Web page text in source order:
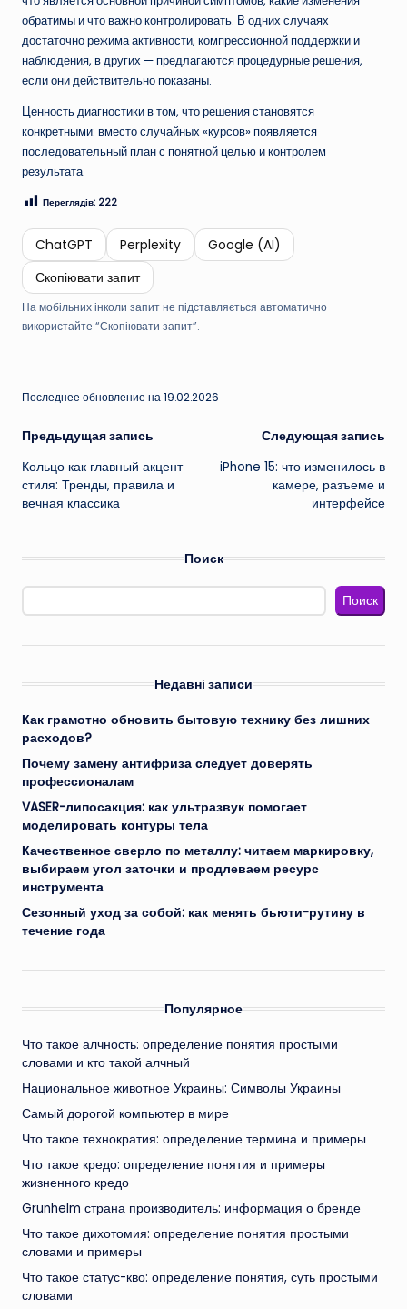
обратимы и что важно контролировать. В одних случаях
достаточно режима активности, компрессионной поддержки и
наблюдения, в других — предлагаются процедурные решения,
если они действительно показаны.
Ценность диагностики в том, что решения становятся
конкретными: вместо случайных «курсов» появляется
последовательный план с понятной целью и контролем
результата.
Переглядів: 222
ChatGPT Perplexity
Google (AI)
Скопіювати запит
На мобільних інколи запит не підставляється автоматично —
використайте “Скопіювати запит”.
Последнее обновление на 19.02.2026
Навигация
записи
Предыдущая запись
Кольцо как главный акцент
стиля: Тренды, правила и
вечная классика
Следующая запись
iPhone 15: что изменилось в
камере, разъеме и
интерфейсе
Поиск
Поиск
Недавні записи
Как грамотно обновить бытовую технику без лишних
расходов?
Почему замену антифриза следует доверять
профессионалам
VASER-липосакция: как ультразвук помогает
моделировать контуры тела
Качественное сверло по металлу: читаем маркировку,
выбираем угол заточки и продлеваем ресурс
инструмента
Сезонный уход за собой: как менять бьюти-рутину в
течение года
Популярное
Что такое алчность: определение понятия простыми
словами и кто такой алчный
Национальное животное Украины: Символы Украины
Самый дорогой компьютер в мире
Что такое технократия: определение термина и примеры
Что такое кредо: определение понятия и примеры
жизненного кредо
Grunhelm страна производитель: информация о бренде
Что такое дихотомия: определение понятия простыми
словами и примеры
Что такое статус-кво: определение понятия, суть простыми
словами